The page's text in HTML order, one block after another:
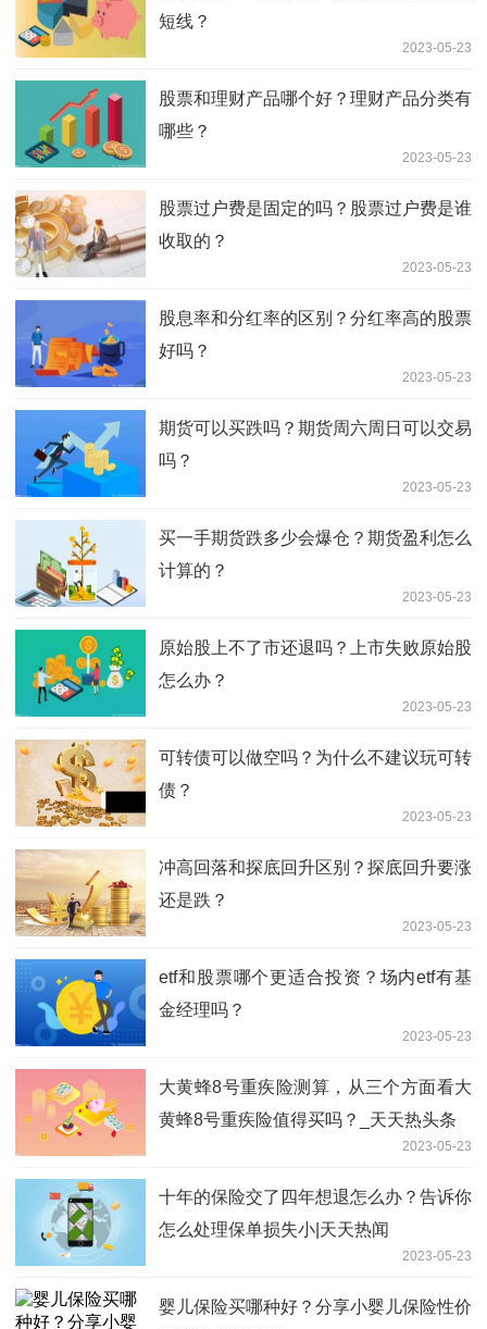
短线？
2023-05-23
股票和理财产品哪个好？理财产品分类有
哪些？
2023-05-23
股票过户费是固定的吗？股票过户费是谁
收取的？
2023-05-23
股息率和分红率的区别？分红率高的股票
好吗？
2023-05-23
期货可以买跌吗？期货周六周日可以交易
吗？
2023-05-23
买一手期货跌多少会爆仓？期货盈利怎么
计算的？
2023-05-23
原始股上不了市还退吗？上市失败原始股
怎么办？
2023-05-23
可转债可以做空吗？为什么不建议玩可转
债？
2023-05-23
冲高回落和探底回升区别？探底回升要涨
还是跌？
2023-05-23
etf和股票哪个更适合投资？场内etf有基
金经理吗？
2023-05-23
大黄蜂8号重疾险测算，从三个方面看大
黄蜂8号重疾险值得买吗？_天天热头条
2023-05-23
十年的保险交了四年想退怎么办？告诉你
怎么处理保单损失小|天天热闻
2023-05-23
婴儿保险买哪种好？分享小婴儿保险性价